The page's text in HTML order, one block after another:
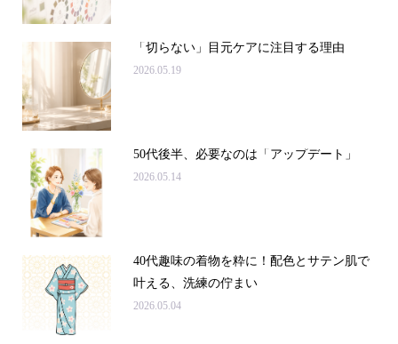
「切らない」目元ケアに注目する理由
2026.05.19
50代後半、必要なのは「アップデート」
2026.05.14
40代趣味の着物を粋に！配色とサテン肌で
叶える、洗練の佇まい
2026.05.04